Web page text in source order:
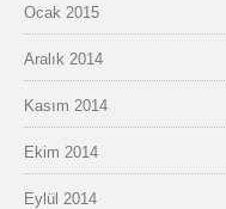
Ocak 2015
Aralık 2014
Kasım 2014
Ekim 2014
Eylül 2014